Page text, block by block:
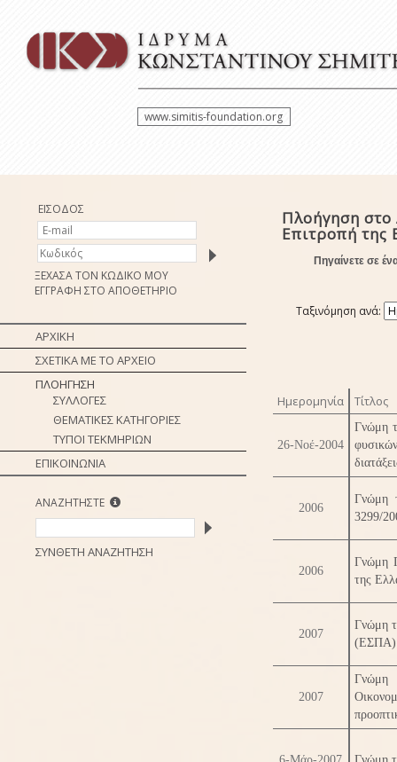
www.simitis-foundation.org
ΕΙΣΟΔΟΣ
ΞΕΧΑΣΑ ΤΟΝ ΚΩΔΙΚΟ ΜΟΥ
ΕΓΓΡΑΦΗ ΣΤΟ ΑΠΟΘΕΤΗΡΙΟ
ΑΡΧΙΚΗ
ΣΧΕΤΙΚΑ ΜΕ ΤΟ ΑΡΧΕΙΟ
ΠΛΟΗΓΗΣΗ
ΣΥΛΛΟΓΕΣ
ΘΕΜΑΤΙΚΕΣ ΚΑΤΗΓΟΡΙΕΣ
ΤΥΠΟΙ ΤΕΚΜΗΡΙΩΝ
ΕΠΙΚΟΙΝΩΝΙΑ
ΑΝΑΖΗΤΗΣΤΕ
ΣΥΝΘΕΤΗ ΑΝΑΖΗΤΗΣΗ
Πλοήγηση στο
Επιτροπή της
Πηγαίνετε σε
Ταξινόμηση ανά:
Ημερομηνία Τίτλος
26-Νοέ-2004
Γνώμη
2006
Γνώμη
3299/
2006
Γνώμη
της
2007
Γνώμη
(ΕΣΠΑ)
2007
Γνώμη